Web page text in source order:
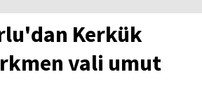
Kerkük
vali umut